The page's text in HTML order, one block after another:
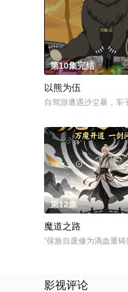
第10集完结
以熊为伍
自驾游遭遇沙尘暴，车
第12集
魔道之路
“保族自废修为滴血重铸
影视评论